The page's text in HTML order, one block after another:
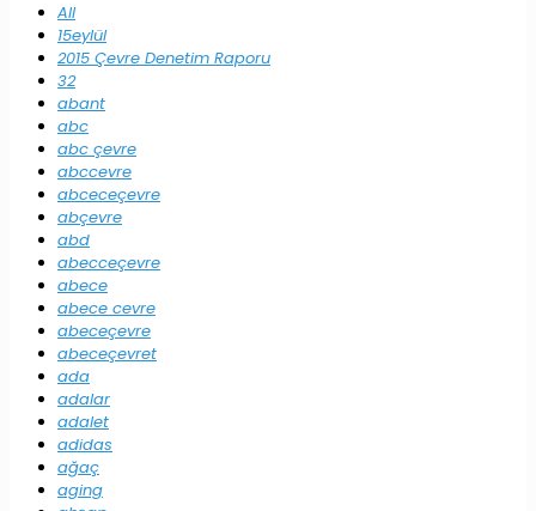
All
15eylül
2015 Çevre Denetim Raporu
32
abant
abc
abc çevre
abccevre
abceceçevre
abçevre
abd
abecceçevre
abece
abece cevre
abeceçevre
abeceçevret
ada
adalar
adalet
adidas
ağaç
aging